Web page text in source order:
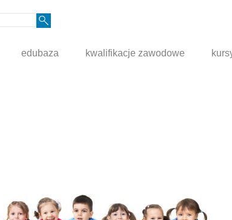
edubaza kwalifikacje zawodowe